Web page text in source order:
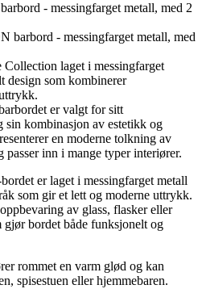
- messingfarget metall, med 2
laget i messingfarget
design som kombinerer
er valgt for sitt
sin kombinasjon av estetikk og
en moderne tolkning av
passer inn i mange typer interiører.
er laget i messingfarget metall
som gir et lett og moderne uttrykk.
av glass, flasker eller
gjør bordet både funksjonelt og
rommet en varm glød og kan
spisestuen eller hjemmebaren.